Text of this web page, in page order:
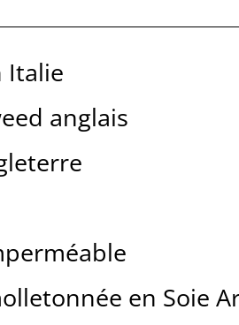
Italie
anglais
en Soie